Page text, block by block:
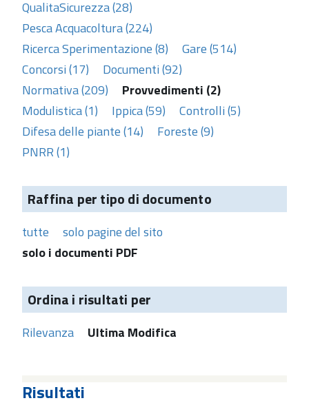
QualitaSicurezza (28)
Pesca Acquacoltura (224)
Ricerca Sperimentazione (8)
Gare (514)
Concorsi (17)
Documenti (92)
Normativa (209)
Provvedimenti (2)
Modulistica (1)
Ippica (59)
Controlli (5)
Difesa delle piante (14)
Foreste (9)
PNRR (1)
Raffina per tipo di documento
tutte
solo pagine del sito
solo i documenti PDF
Ordina i risultati per
Rilevanza Ultima Modifica
Risultati